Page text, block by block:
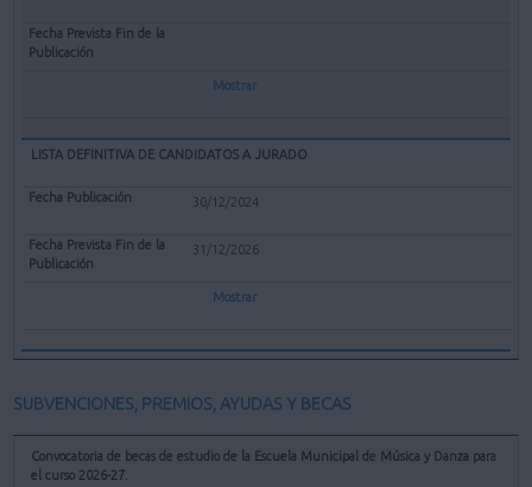
Mostrar
LISTA DEFINITIVA DE CANDIDATOS A JURADO
30/12/2024
31/12/2026
Mostrar
SUBVENCIONES, PREMIOS, AYUDAS Y BECAS
Convocatoria de becas de estudio de la Escuela Municipal de Música y Danza para
el curso 2026-27.